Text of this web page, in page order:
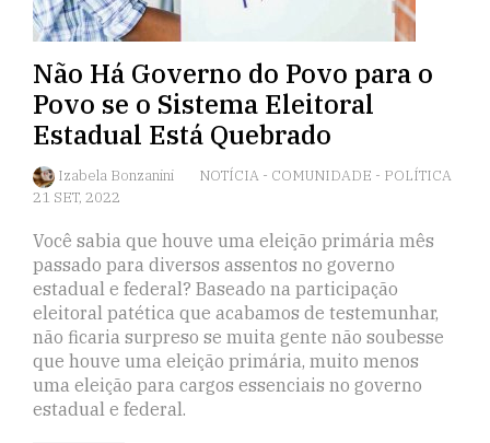
Não Há Governo do Povo para o
Povo se o Sistema Eleitoral
Estadual Está Quebrado
Izabela Bonzanini NOTÍCIA - COMUNIDADE - POLÍTICA
21 SET, 2022
Você sabia que houve uma eleição primária mês
passado para diversos assentos no governo
estadual e federal? Baseado na participação
eleitoral patética que acabamos de testemunhar,
não ficaria surpreso se muita gente não soubesse
que houve uma eleição primária, muito menos
uma eleição para cargos essenciais no governo
estadual e federal.